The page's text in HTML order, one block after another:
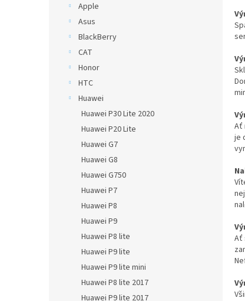
Apple
Asus
BlackBerry
CAT
Honor
HTC
Huawei
Huawei P30 Lite 2020
Huawei P20 Lite
Huawei G7
Huawei G8
Huawei G750
Huawei P7
Huawei P8
Huawei P9
Huawei P8 lite
Huawei P9 lite
Huawei P9 lite mini
Huawei P8 lite 2017
Huawei P9 lite 2017
Ať
je
Ať